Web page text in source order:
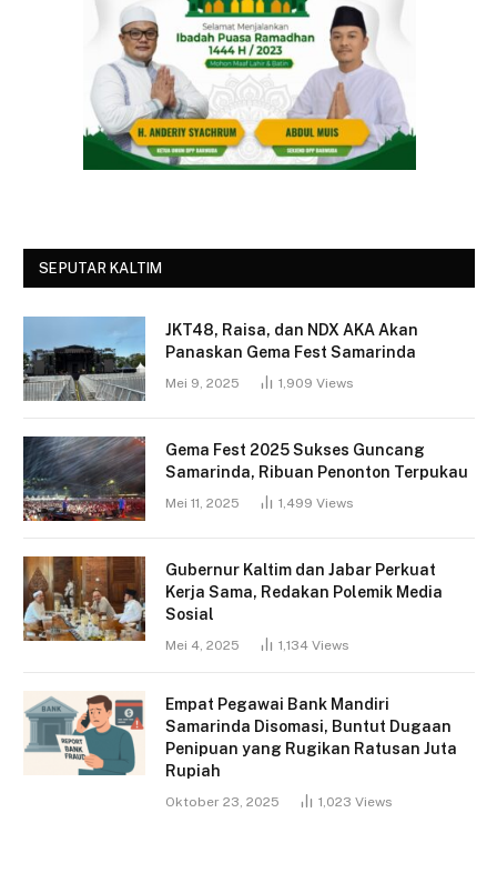
SEPUTAR KALTIM
JKT48, Raisa, dan NDX AKA Akan
Panaskan Gema Fest Samarinda
Mei 9, 2025 1,909 Views
Gema Fest 2025 Sukses Guncang
Samarinda, Ribuan Penonton Terpukau
Mei 11, 2025 1,499 Views
Gubernur Kaltim dan Jabar Perkuat
Kerja Sama, Redakan Polemik Media
Sosial
Mei 4, 2025 1,134 Views
Empat Pegawai Bank Mandiri
Samarinda Disomasi, Buntut Dugaan
Penipuan yang Rugikan Ratusan Juta
Rupiah
Oktober 23, 2025 1,023 Views